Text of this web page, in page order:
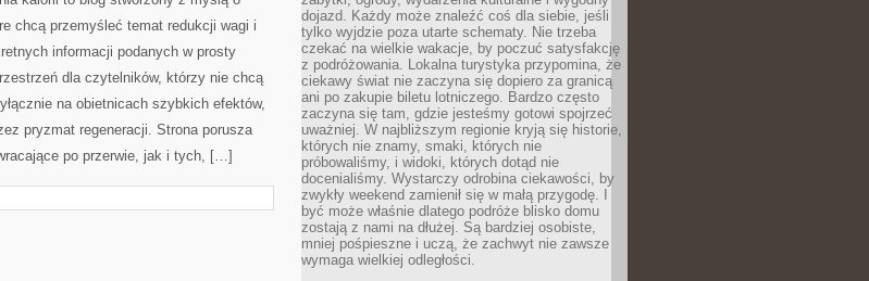
chcą przemyśleć temat redukcji wagi i
informacji podanych w prosty
dla czytelników, którzy nie chcą
na obietnicach szybkich efektów,
pryzmat regeneracji. Strona porusza
po przerwie, jak i tych, […]
dojazd. Każdy może znaleźć coś dla siebie, jeśli
tylko wyjdzie poza utarte schematy. Nie trzeba
czekać na wielkie wakacje, by poczuć satysfakcję
z podróżowania. Lokalna turystyka przypomina, że
ciekawy świat nie zaczyna się dopiero za granicą
ani po zakupie biletu lotniczego. Bardzo często
zaczyna się tam, gdzie jesteśmy gotowi spojrzeć
uważniej. W najbliższym regionie kryją się historie,
których nie znamy, smaki, których nie
próbowaliśmy, i widoki, których dotąd nie
docenialiśmy. Wystarczy odrobina ciekawości, by
zwykły weekend zamienił się w małą przygodę. I
być może właśnie dlatego podróże blisko domu
zostają z nami na dłużej. Są bardziej osobiste,
mniej pośpieszne i uczą, że zachwyt nie zawsze
wymaga wielkiej odległości.